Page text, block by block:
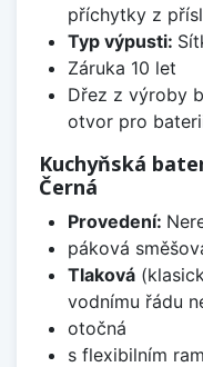
příchytky z
Typ výpusti:
Záruka 10 let
Dřez z výroby
otvor pro
Kuchyňská
Černá
Provedení:
páková
Tlaková
vodnímu řádu
otočná
s flexibilním